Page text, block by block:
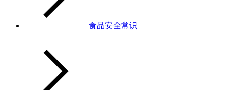
食品安全常识